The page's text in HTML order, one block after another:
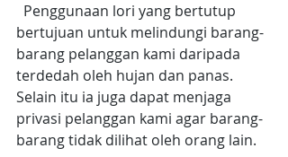
Penggunaan lori yang bertutup
bertujuan untuk melindungi barang-
barang pelanggan kami daripada
terdedah oleh hujan dan panas.
Selain itu ia juga dapat menjaga
privasi pelanggan kami agar barang-
barang tidak dilihat oleh orang lain.